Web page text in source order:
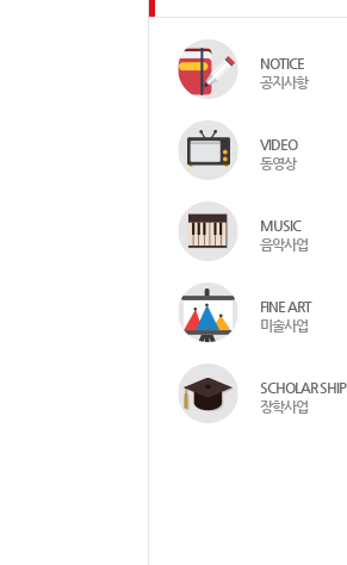
NOTICE
공지사항
VIDEO
동영상
MUSIC
음악사업
FINE ART
미술사업
SCHOLAR SHIP
장학사업